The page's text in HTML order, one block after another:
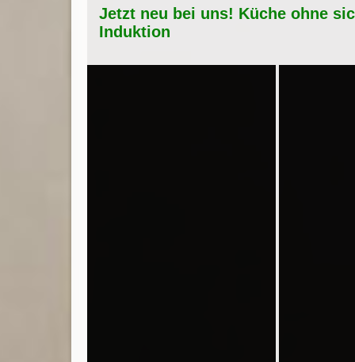
Jetzt neu bei uns! Küche ohne
Induktion